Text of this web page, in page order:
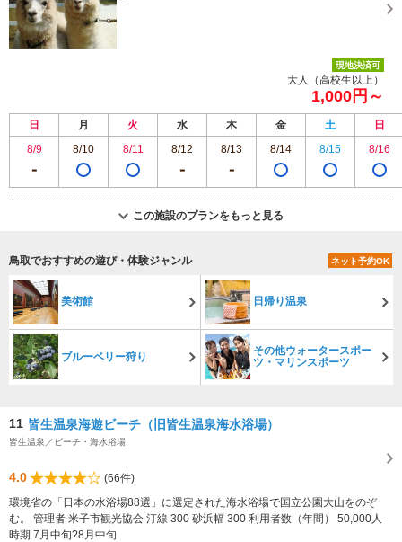
現地決済可
大人（高校生以上）
1,000円～
日 月 火 水 木 金 土
日
8/9
8/10 8/11 8/12 8/13 8/14 8/15 8/16
この施設のプランをもっと見る
鳥取でおすすめの遊び・体験ジャンル ネット予約OK
美術館 日帰り温泉
ブルーベリー狩り
その他ウォータースポー
ツ・マリンスポーツ
11 皆生温泉海遊ビーチ（旧皆生温泉海水浴場）
皆生温泉／ビーチ・海水浴場
4.0
(66件)
環境省の「日本の水浴場88選」に選定された海水浴場で国立公園大山をのぞ
む。 管理者 米子市観光協会 汀線 300 砂浜幅 300 利用者数（年間） 50,000人
時期 7月中旬?8月中旬